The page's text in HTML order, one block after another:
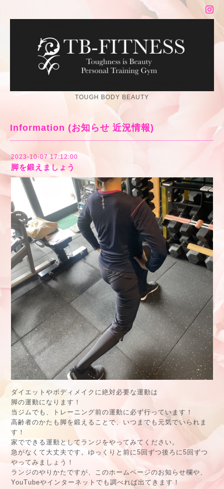
TOUGH BODY BEAUTY
Information (お知らせ 近況情報)
2023-10-07 17:12:00
脚を鍛えましょう
ダイエットやボディメイクに絶対必要な運動は
脚の運動になります！
当ジムでも、トレーニング前の運動に必ず行っています！
高齢者のかたも脚を鍛えることで、いつまでも元気でいられま
す！
家でできる運動としてランジをやってみてください。
急がなくて大丈夫です。ゆっくりと前に5回ずつ後ろに5回ずつ
やってみましょう！
ランジのやりかたですが、このホームページのお知らせ欄や、
YouTubeやインターネットでも調べれば出てきます！